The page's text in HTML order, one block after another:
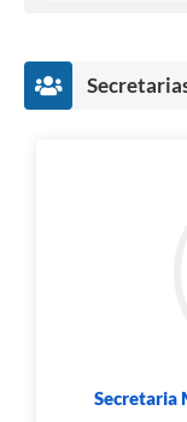
Secretaria